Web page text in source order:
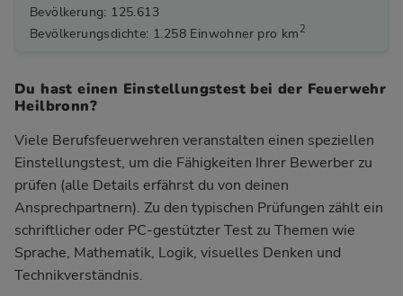
Bevölkerung: 125.613
Bevölkerungsdichte: 1.258 Einwohner pro km 2
Du hast einen Einstellungstest bei der Feuerwehr
Heilbronn?
Viele Berufsfeuerwehren veranstalten einen speziellen
Einstellungstest, um die Fähigkeiten Ihrer Bewerber zu
prüfen (alle Details erfährst du von deinen
Ansprechpartnern). Zu den typischen Prüfungen zählt ein
schriftlicher oder PC-gestützter Test zu Themen wie
Sprache, Mathematik, Logik, visuelles Denken und
Technikverständnis.